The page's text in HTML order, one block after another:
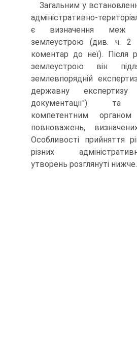
Загальним у
адміністративно-
є визначення меж
землеустрою (див. ч.
коментар до неї). Після
землеустрою він
землевпорядній
державну експертизу
документації") та
компетентним
повноважень,
Особливості прийняття
різних
утворень розглянуті нижче.